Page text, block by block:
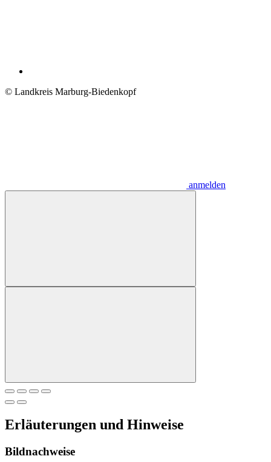
© Landkreis Marburg-Biedenkopf
anmelden
Erläuterungen und Hinweise
Bildnachweise